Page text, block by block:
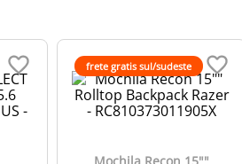
frete gratis sul/sudeste